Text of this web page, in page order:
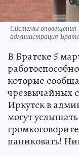
Системы
администрация
В Братске 5
которые
чрезвычайных
Иркутск в
могут
паниковать!